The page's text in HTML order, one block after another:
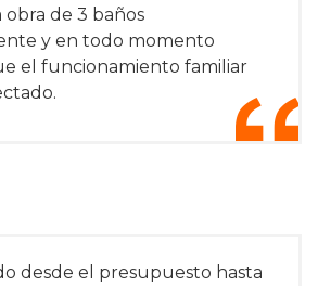
de 3 baños
y en todo momento
el funcionamiento familiar
desde el presupuesto hasta